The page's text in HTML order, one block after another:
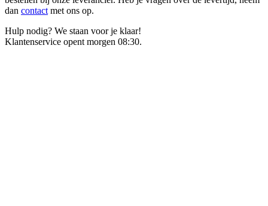
dan contact met ons op.
Hulp nodig? We staan voor je klaar!
Klantenservice opent morgen 08:30.